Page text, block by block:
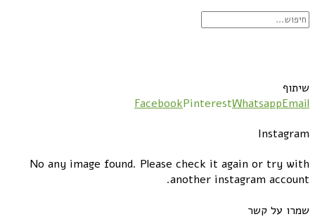
שיתוף
FacebookPinterestWhatsappEmail
Instagram
No any image found. Please check it again or try with
another instagram account.
שמרו על קשר